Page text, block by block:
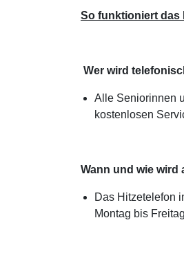
So funktioniert das
Wer wird
Alle Seniorinnen
kostenlosen
Wann und wie wird
Das Hitzetelefon
Montag bis